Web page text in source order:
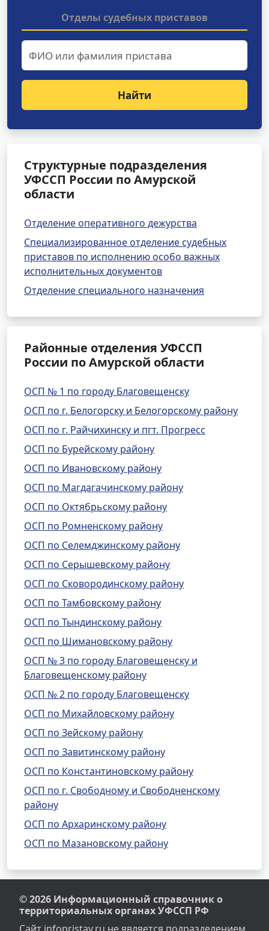
Отделы судебных приставов
Найти
Структурные подразделения
УФССП России по Амурской
области
Отделение оперативного дежурства
Специализированное отделение судебных
приставов по исполнению особо важных
исполнительных документов
Отделение специального назначения
Районные отделения УФССП
России по Амурской области
ОСП № 1 по городу Благовещенску
ОСП по г. Белогорску и Белогорскому району
ОСП по г. Райчихинску и пгт. Прогресс
ОСП по Бурейскому району
ОСП по Ивановскому району
ОСП по Магдагачинскому району
ОСП по Октябрьскому району
ОСП по Ромненскому району
ОСП по Селемджинскому району
ОСП по Серышевскому району
ОСП по Сковородинскому району
ОСП по Тамбовскому району
ОСП по Тындинскому району
ОСП по Шимановскому району
ОСП № 3 по городу Благовещенску и
Благовещенскому району
ОСП № 2 по городу Благовещенску
ОСП по Михайловскому району
ОСП по Зейскому району
ОСП по Завитинскому району
ОСП по Константиновскому району
ОСП по г. Свободному и Свободненскому
району
ОСП по Архаринскому району
ОСП по Мазановскому району
© 2026 Информационный справочник о
территориальных органах УФССП РФ